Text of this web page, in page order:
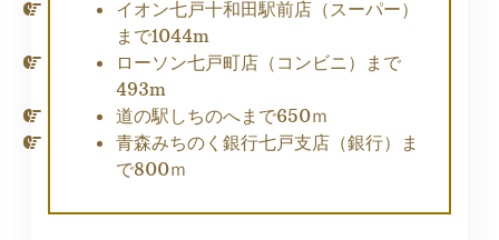
イオン七戸十和田駅前店（スーパー）
まで1044m
ローソン七戸町店（コンビニ）まで
493m
道の駅しちのへまで650ｍ
青森みちのく銀行七戸支店（銀行）ま
で800ｍ